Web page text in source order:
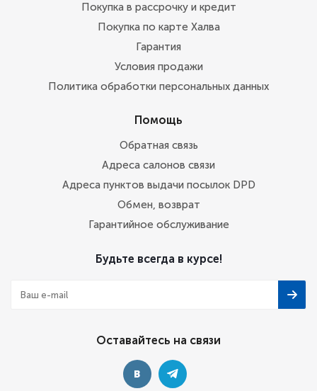
Покупка в рассрочку и кредит
Покупка по карте Халва
Гарантия
Условия продажи
Политика обработки персональных данных
Помощь
Обратная связь
Адреса салонов связи
Адреса пунктов выдачи посылок DPD
Обмен, возврат
Гарантийное обслуживание
Будьте всегда в курсе!
Оставайтесь на связи